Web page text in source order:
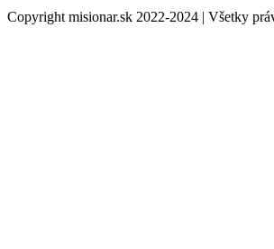
Copyright misionar.sk 2022-2024 | Všetky